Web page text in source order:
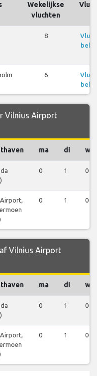
Wekelijkse
vluchten
8
6
Vilnius Airport
ma di wo
0 1 0
0 1 0
Vilnius Airport
ma di wo
0 1 0
0 1 0